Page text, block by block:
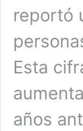
reportó
Esta
años